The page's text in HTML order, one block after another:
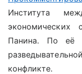
Института
Панина. По её
конфликте.